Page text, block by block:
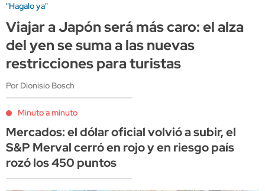
"Hagalo ya"
Viajar a Japón será más caro: el alza
del yen se suma a las nuevas
restricciones para turistas
Por Dionisio Bosch
Minuto a minuto
Mercados: el dólar oficial volvió a subir, el
S&P Merval cerró en rojo y en riesgo país
rozó los 450 puntos